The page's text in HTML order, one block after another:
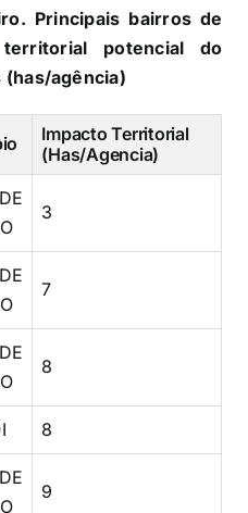
Principais bairros de
potencial do
agência)
Impacto Territorial
(Has/Agencia)
3
7
8
8
9